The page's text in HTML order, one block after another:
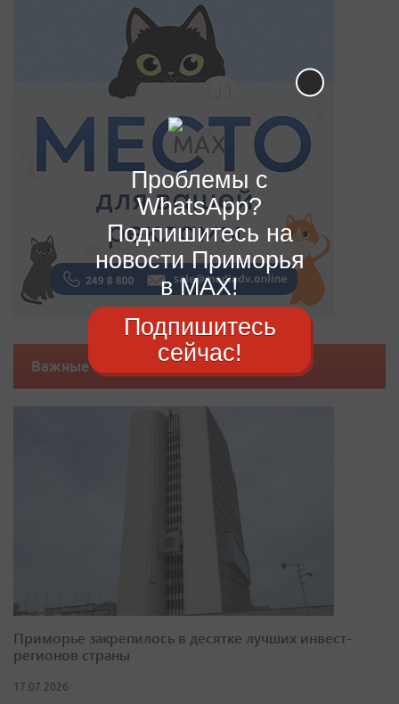
Важные новости
Приморье закрепилось в десятке лучших инвест-
регионов страны
17.07.2026
Проблемы с
WhatsApp?
Подпишитесь на
новости Приморья
в MAX!
Подпишитесь
сейчас!